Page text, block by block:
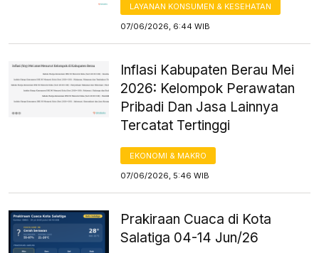
LAYANAN KONSUMEN & KESEHATAN
07/06/2026, 6:44 WIB
Inflasi Kabupaten Berau Mei
2026: Kelompok Perawatan
Pribadi Dan Jasa Lainnya
Tercatat Tertinggi
EKONOMI & MAKRO
07/06/2026, 5:46 WIB
Prakiraan Cuaca di Kota
Salatiga 04-14 Jun/26